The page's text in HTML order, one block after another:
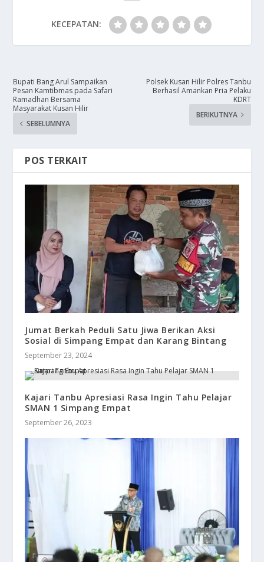
KECEPATAN:
Bupati Bang Arul Sampaikan
Pesan Kamtibmas pada Safari
Ramadhan Bersama
Masyarakat Kusan Hilir
SEBELUMNYA
Polsek Kusan Hilir Polres Tanbu
Berhasil Amankan Pria Pelaku
KDRT
BERIKUTNYA
POS TERKAIT
Jumat Berkah Peduli Satu Jiwa Berikan Aksi
Sosial di Simpang Empat dan Karang Bintang
September 23, 2024
Kajari Tanbu Apresiasi Rasa Ingin Tahu Pelajar
SMAN 1 Simpang Empat
September 26, 2023